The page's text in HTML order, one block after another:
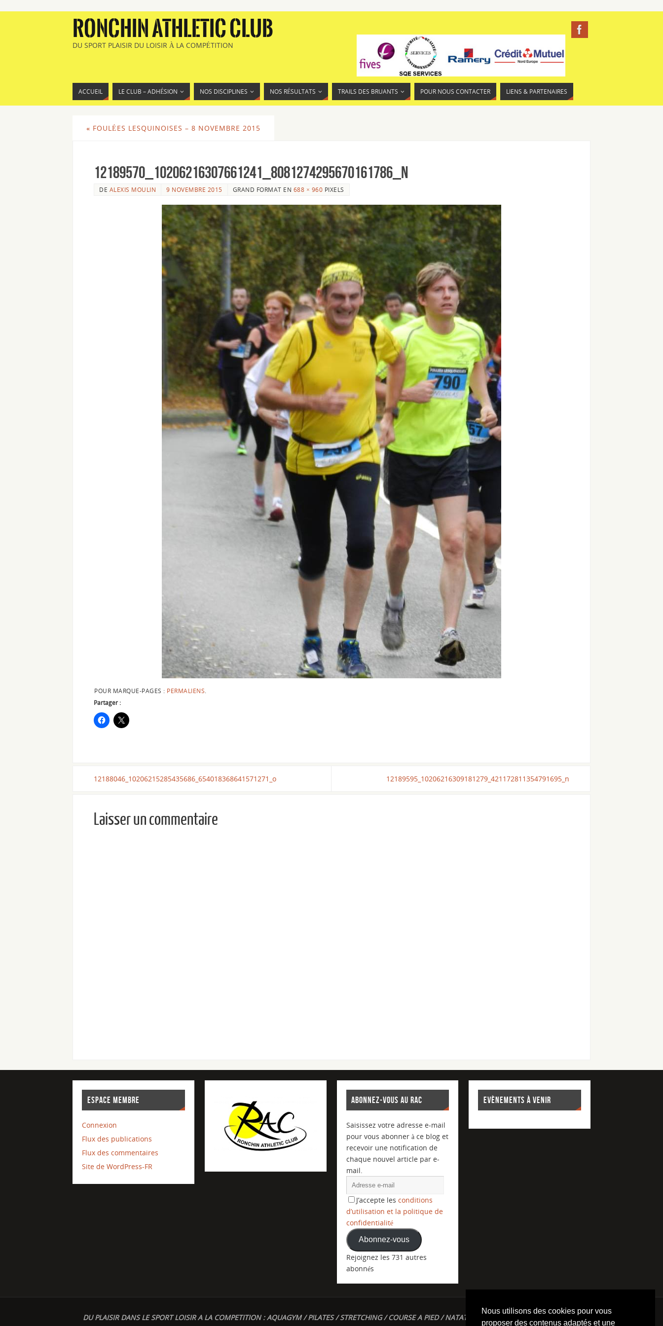
Nous utilisons des cookies pour vous
proposer des contenus adaptés et une
RONCHIN ATHLETIC CLUB
DU SPORT PLAISIR DU LOISIR À LA COMPÉTITION
ACCUEIL LE CLUB – ADHÉSION NOS DISCIPLINES NOS RÉSULTATS TRAILS DES BRUANTS POUR NOUS CONTACTER LIENS & PARTENAIRES
« FOULÉES LESQUINOISES – 8 NOVEMBRE 2015
12189570_10206216307661241_8081274295670161786_n
DE ALEXIS MOULIN 9 NOVEMBRE 2015 GRAND FORMAT EN 688 × 960 PIXELS
POUR MARQUE-PAGES : PERMALIENS
Partager :
12188046_10206215285435686_654018368641571271_o 12189595_10206216309181279_421172811354791695_n
Laisser un commentaire
ESPACE MEMBRE
Connexion
Flux des publications
Flux des commentaires
Site de WordPress-FR
ABONNEZ-VOUS AU RAC
Saisissez votre adresse e-mail
pour vous abonner à ce blog et
recevoir une notification de
chaque nouvel article par e-
mail.
J’accepte les conditions
d’utilisation et la politique de
confidentialité
Abonnez-vous
Rejoignez les 731 autres
abonnés
EVÈNEMENTS À VENIR
DU PLAISIR DANS LE SPORT LOISIR A LA COMPETITION : AQUAGYM / PILATES / STRETCHING / COURSE A PIED / NATATION / TRIATHLON / TRAILS / YOGA/